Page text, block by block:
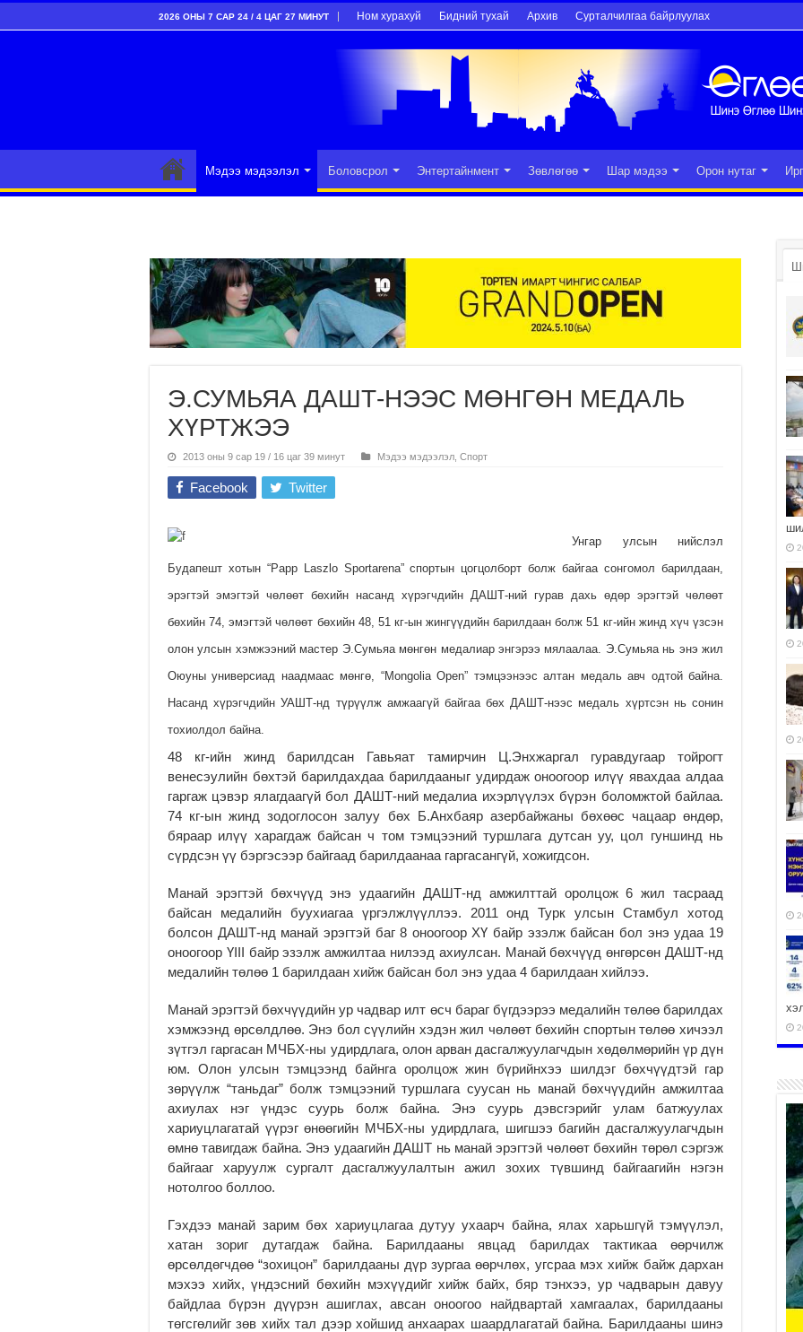
2026 ОНЫ 7 САР 24 / 4 ЦАГ 27 МИНУТ Ном хурахуй Бидний тухай Архив Сурталчилгаа байрлуулах
Мэдээ мэдээлэл Боловсрол Энтертайнмент Зөвлөгөө Шар мэдээ Орон нутаг
Э.СУМЬЯА ДАШТ-НЭЭС МӨНГӨН МЕДАЛЬ
ХҮРТЖЭЭ
2013 оны 9 сар 19 / 16 цаг 39 минут Мэдээ мэдээлэл Спорт
Facebook Twitter
Унгар улсын нийслэл
Будапешт хотын “Papp Laszlo Sportarena” спортын цогцолборт болж байгаа сонгомол барилдаан,
эрэгтэй эмэгтэй чөлөөт бөхийн насанд хүрэгчдийн ДАШТ-ний гурав дахь өдөр эрэгтэй чөлөөт
бөхийн 74, эмэгтэй чөлөөт бөхийн 48, 51 кг-ын жингүүдийн барилдаан болж 51 кг-ийн жинд хүч үзсэн
олон улсын хэмжээний мастер Э.Сумьяа мөнгөн медалиар энгэрээ мялаалаа. Э.Сумьяа нь энэ жил
Оюуны универсиад наадмаас мөнгө, “Mongolia Open” тэмцээнээс алтан медаль авч одтой байна.
Насанд хүрэгчдийн УАШТ-нд түрүүлж амжаагүй байгаа бөх ДАШТ-нээс медаль хүртсэн нь сонин
тохиолдол байна.
48 кг-ийн жинд барилдсан Гавьяат тамирчин Ц.Энхжаргал гуравдугаар тойрогт
венесэулийн бөхтэй барилдахдаа барилдааныг удирдаж оноогоор илүү явахдаа алдаа
гаргаж цэвэр ялагдаагүй бол ДАШТ-ний медалиа ихэрлүүлэх бүрэн боломжтой байлаа.
74 кг-ын жинд зодоглосон залуу бөх Б.Анхбаяр азербайжаны бөхөөс чацаар өндөр,
бяраар илүү харагдаж байсан ч том тэмцээний туршлага дутсан уу, цол гуншинд нь
сүрдсэн үү бэргэсээр байгаад барилдаанаа гаргасангүй, хожигдсон.
Манай эрэгтэй бөхчүүд энэ удаагийн ДАШТ-нд амжилттай оролцож 6 жил тасраад
байсан медалийн буухиагаа үргэлжлүүллээ. 2011 онд Турк улсын Стамбул хотод
болсон ДАШТ-нд манай эрэгтэй баг 8 оноогоор ХҮ байр эзэлж байсан бол энэ удаа 19
оноогоор ҮIII байр эзэлж амжилтаа нилээд ахиулсан. Манай бөхчүүд өнгөрсөн ДАШТ-нд
медалийн төлөө 1 барилдаан хийж байсан бол энэ удаа 4 барилдаан хийлээ.
Манай эрэгтэй бөхчүүдийн ур чадвар илт өсч бараг бүгдээрээ медалийн төлөө барилдах
хэмжээнд өрсөлдлөө. Энэ бол сүүлийн хэдэн жил чөлөөт бөхийн спортын төлөө хичээл
зүтгэл гаргасан МЧБХ-ны удирдлага, олон арван дасгалжуулагчдын хөдөлмөрийн үр дүн
юм. Олон улсын тэмцээнд байнга оролцож жин бүрийнхээ шилдэг бөхчүүдтэй гар
зөрүүлж “таньдаг” болж тэмцээний туршлага суусан нь манай бөхчүүдийн амжилтаа
ахиулах нэг үндэс суурь болж байна. Энэ суурь дэвсгэрийг улам батжуулах
хариуцлагатай үүрэг өнөөгийн МЧБХ-ны удирдлага, шигшээ багийн дасгалжуулагчдын
өмнө тавигдаж байна. Энэ удаагийн ДАШТ нь манай эрэгтэй чөлөөт бөхийн төрөл сэргэж
байгааг харуулж сургалт дасгалжуулалтын ажил зохих түвшинд байгаагийн нэгэн
нотолгоо боллоо.
Гэхдээ манай зарим бөх хариуцлагаа дутуу ухаарч байна, ялах харьшгүй тэмүүлэл,
хатан зориг дутагдаж байна. Барилдааны явцад барилдах тактикаа өөрчилж
өрсөлдөгчдөө “зохицон” барилдааны дүр зургаа өөрчлөх, угсраа мэх хийж байж дархан
мэхээ хийх, үндэсний бөхийн мэхүүдийг хийж байх, бяр тэнхээ, ур чадварын давуу
байдлаа бүрэн дүүрэн ашиглах, авсан оноогоо найдвартай хамгаалах, барилдааны
төгсгөлийг зөв хийх тал дээр хойшид анхаарах шаардлагатай байна. Барилдааны шинэ